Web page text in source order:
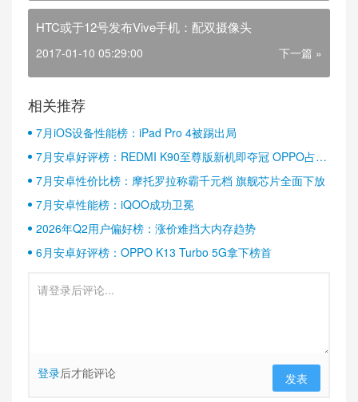
HTC或于12号发布Vive手机：配双摄像头
2017-01-10 05:29:00 下一篇 »
相关推荐
7月iOS设备性能榜：iPad Pro 4被踢出局
7月安卓好评榜：REDMI K90至尊版新机即夺冠 OPPO占据
半壁江山
7月安卓性价比榜：摩托罗拉称霸千元档 旗舰芯片全面下放
7月安卓性能榜：iQOO成功卫冕
2026年Q2用户偏好榜：涨价难挡大内存趋势
6月安卓好评榜：OPPO K13 Turbo 5G拿下榜首
登录后才能评论 发表